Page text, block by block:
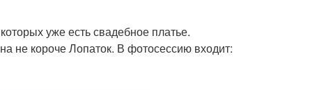
уже есть свадебное платье.
не короче Лопаток. В фотосессию входит: